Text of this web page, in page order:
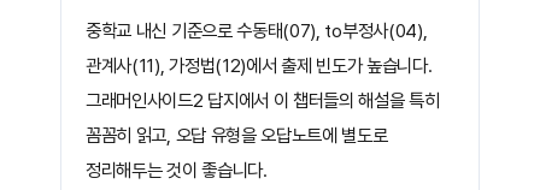
중학교 내신 기준으로 수동태(07), to부정사(04),
관계사(11), 가정법(12)에서 출제 빈도가 높습니다.
그래머인사이드2 답지에서 이 챕터들의 해설을 특히
꼼꼼히 읽고, 오답 유형을 오답노트에 별도로
정리해두는 것이 좋습니다.